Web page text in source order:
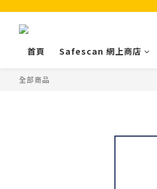
首頁 Safescan 網上商店
全部商品